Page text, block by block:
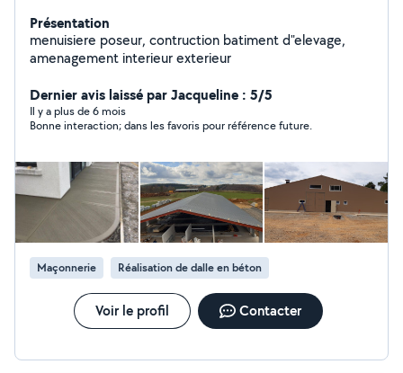
Présentation
menuisiere poseur, contruction batiment d"elevage,
amenagement interieur exterieur
Dernier avis laissé par Jacqueline : 5/5
Il y a plus de 6 mois
Bonne interaction; dans les favoris pour référence future.
Maçonnerie Réalisation de dalle en béton
Voir le profil Contacter